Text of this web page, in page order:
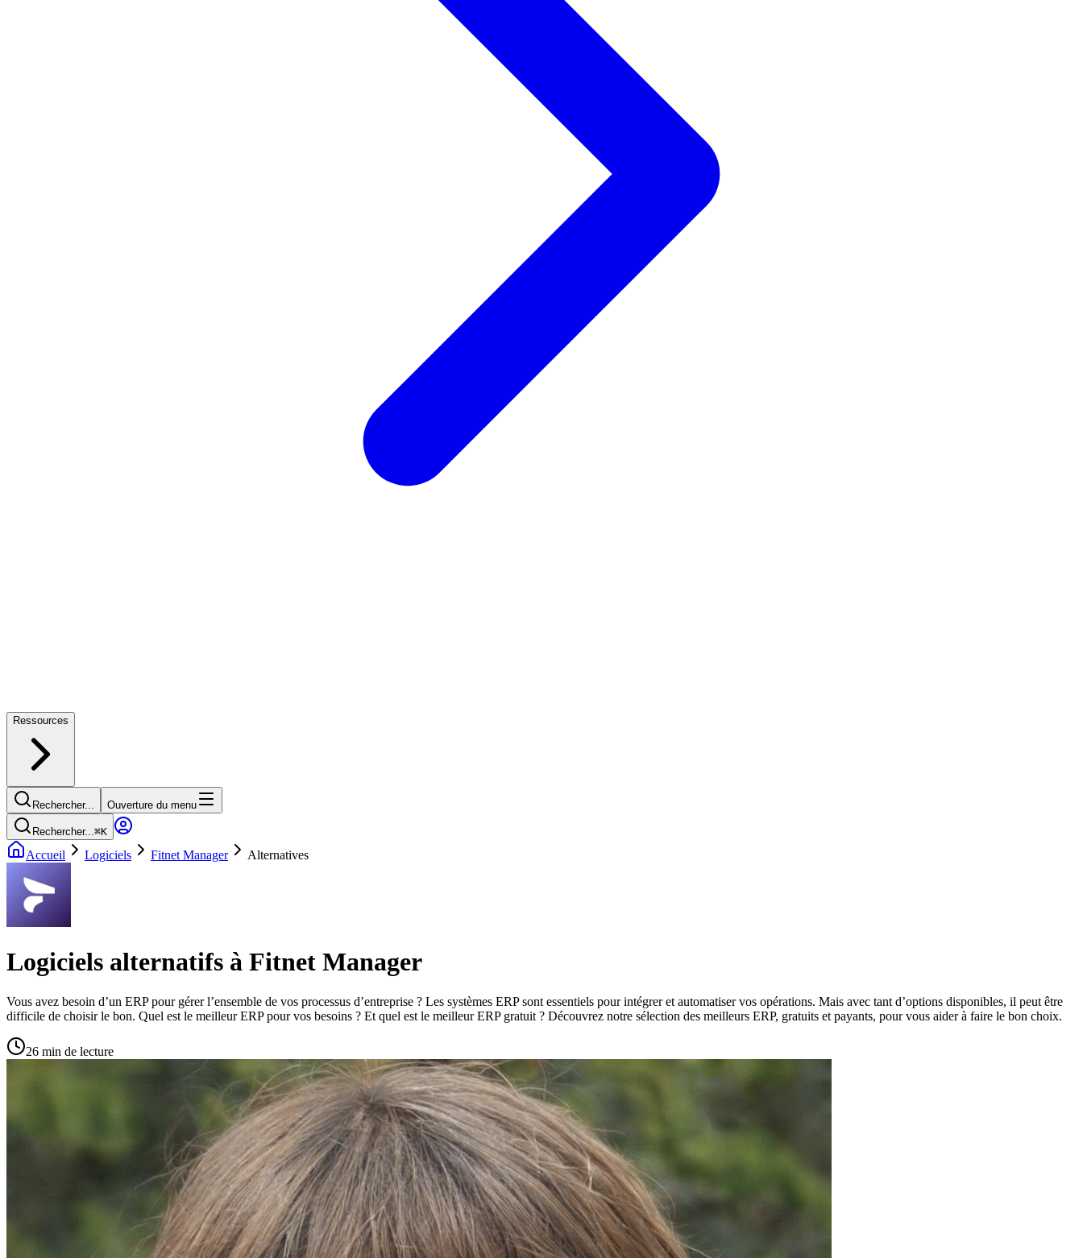
Ressources
Rechercher... Ouverture du menu
Rechercher...⌘K
Accueil Logiciels Fitnet Manager Alternatives
Logiciels alternatifs à Fitnet Manager
Vous avez besoin d’un ERP pour gérer l’ensemble de vos processus d’entreprise ? Les systèmes ERP sont essentiels pour intégrer et automatiser vos opérations. Mais avec tant d’options disponibles, il peut être
difficile de choisir le bon. Quel est le meilleur ERP pour vos besoins ? Et quel est le meilleur ERP gratuit ? Découvrez notre sélection des meilleurs ERP, gratuits et payants, pour vous aider à faire le bon choix.
26 min de lecture